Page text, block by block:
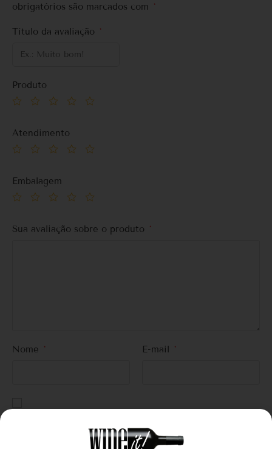
obrigatórios são marcados com
*
Título da avaliação *
Produto
Atendimento
Embalagem
Sua avaliação sobre o produto *
Nome * E-mail *
que eu comentar.